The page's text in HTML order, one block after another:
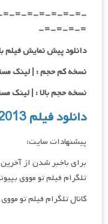
=-=-=-=-=-=-
=-=-=-=-
دانلود پیش نمایش فیلم
نسخه کم حجم : | لینک
نسخه حجم بالا : | لینک
دانلود فیلم The Legend Of Sarila 2013
پیشنهادات سایت:
برای باخبر شدن از
تلگرام فیلم تو مووی
کانال تلگرام فیلم تو مووی